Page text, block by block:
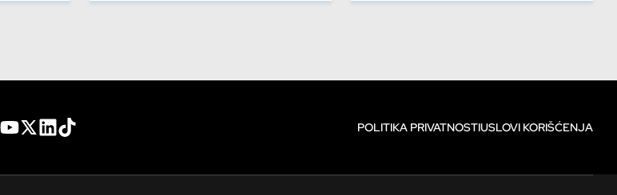
POLITIKA PRIVATNOSTIUSLOVI KORIŠĆENJA